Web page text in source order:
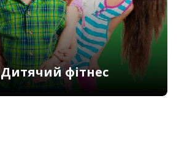
Дитячий фітнес